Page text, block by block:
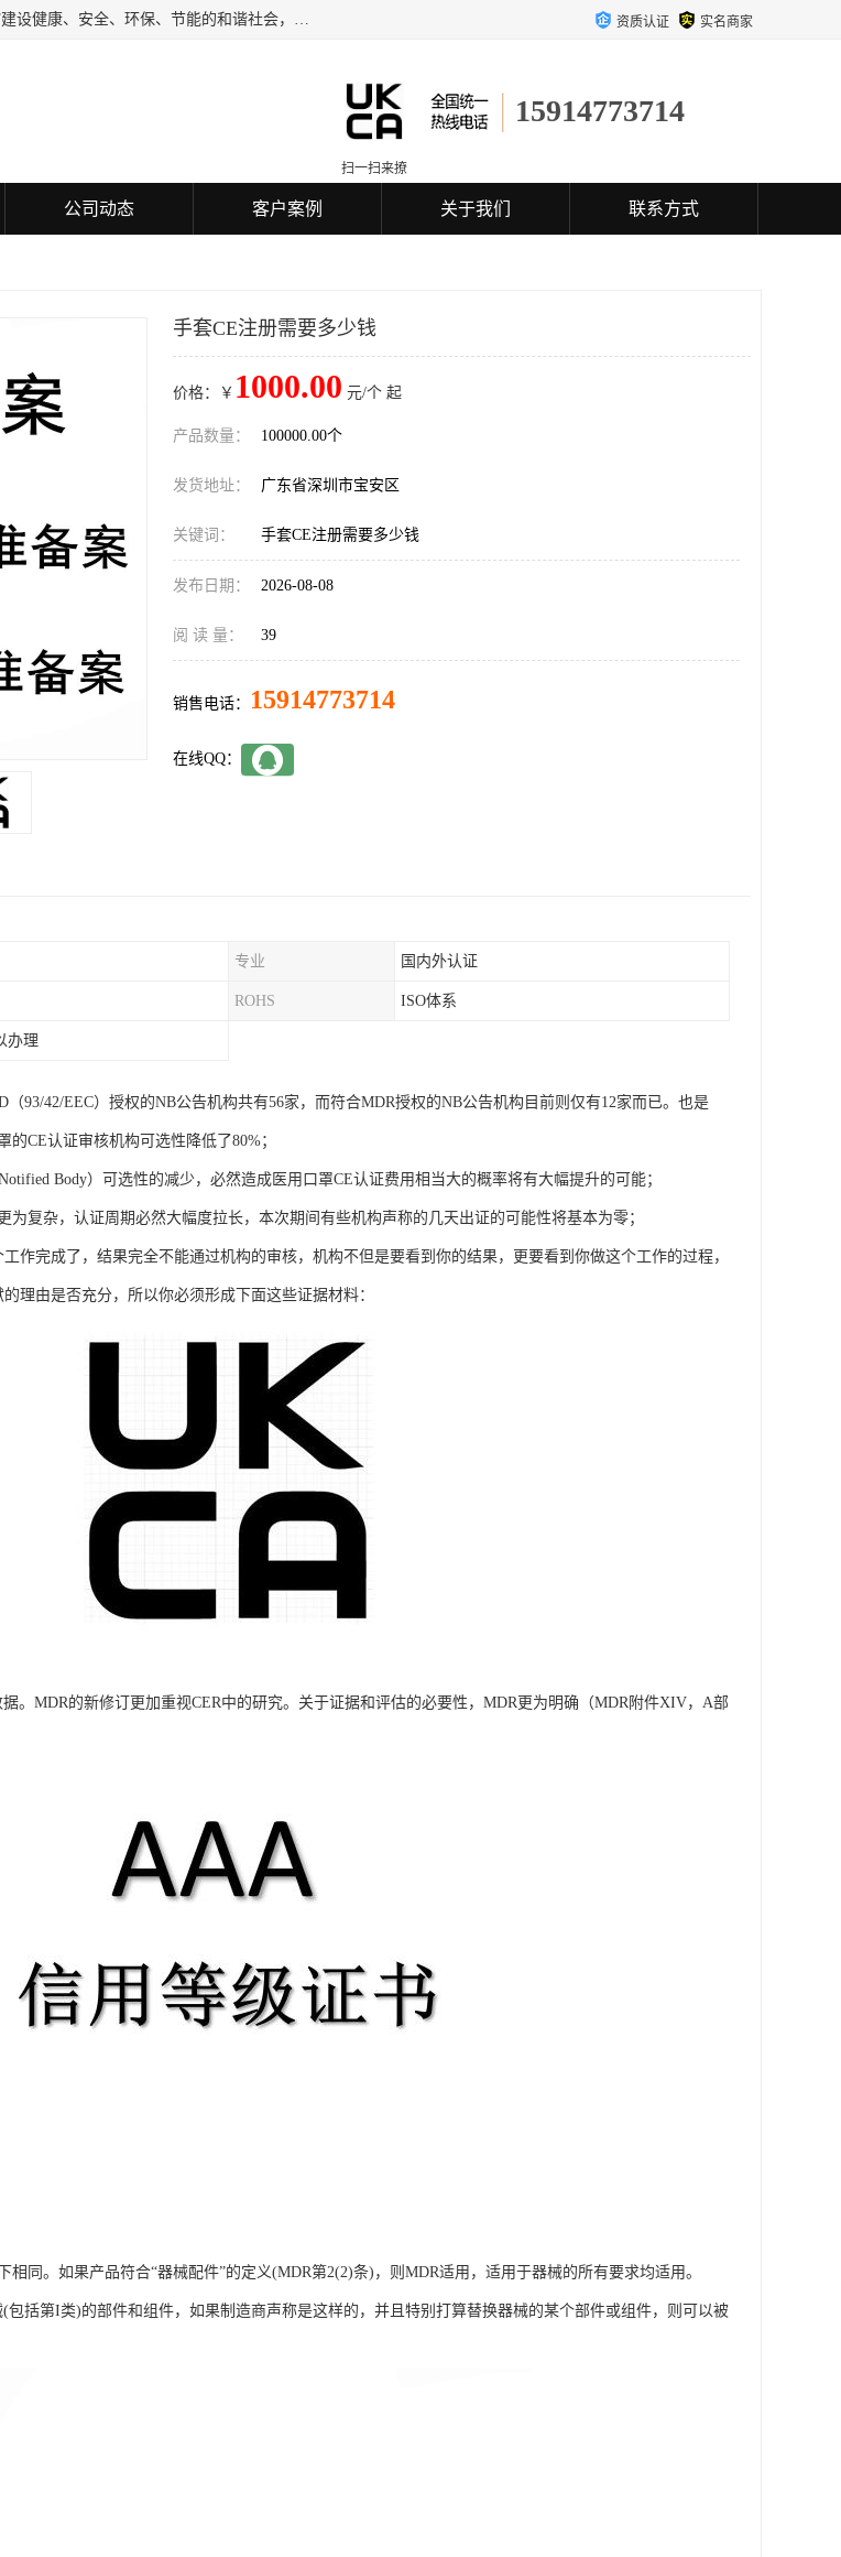
深圳万检通科技有限公司专业从事iso9001质量认证、质量检测认证、CE认证。WJT建设健康、安全、环保、节能的和谐社会，力图在检验、鉴定、测试及认证领域成为受人信赖的机构。 资质认证 实名商家
15914773714
扫一扫来撩
公司动态 客户案例 关于我们 联系方式
手套CE注册需要多少钱
价格：￥ 1000.00 元/个 起
产品数量： 100000.00个
发货地址： 广东省深圳市宝安区
关键词： 手套CE注册需要多少钱
发布日期： 2026-08-08
阅 读 量： 39
销售电话： 15914773714
在线QQ：
专业 国内外认证
ROHS ISO体系
办理
93/42/EEC）授权的NB公告机构共有56家，而符合MDR授权的NB公告机构目前则仅有12家而已。也是
的CE认证审核机构可选性降低了80%；
Body）可选性的减少，必然造成医用口罩CE认证费用相当大的概率将有大幅提升的可能；
为复杂，认证周期必然大幅度拉长，本次期间有些机构声称的几天出证的可能性将基本为零；
作完成了，结果完全不能通过机构的审核，机构不但是要看到你的结果，更要看到你做这个工作的过程，
理由是否充分，所以你必须形成下面这些证据材料：
。MDR的新修订更加重视CER中的研究。关于证据和评估的必要性，MDR更为明确（MDR附件XIV，A部
同。如果产品符合“器械配件”的定义(MDR第2(2)条)，则MDR适用，适用于器械的所有要求均适用。
包括第I类)的部件和组件，如果制造商声称是这样的，并且特别打算替换器械的某个部件或组件，则可以被